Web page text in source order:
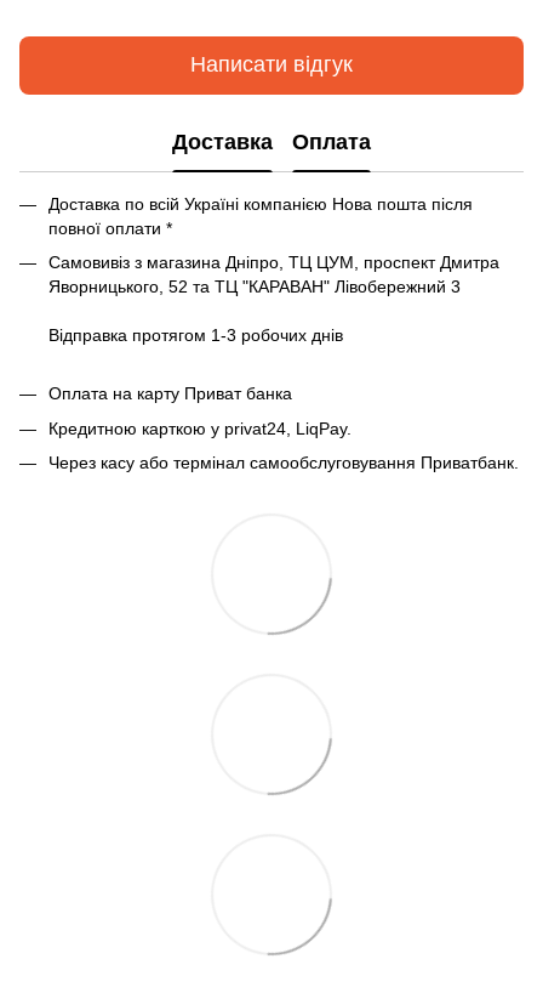
Написати відгук
Доставка Оплата
Доставка по всій Україні компанією Нова пошта після
повної оплати *
Самовивіз з магазина Дніпро, ТЦ ЦУМ, проспект Дмитра
Яворницького, 52 та ТЦ "КАРАВАН" Лівобережний 3
Відправка протягом 1-3 робочих днів
Оплата на карту Приват банка
Кредитною карткою у privat24, LiqPay.
Через касу або термінал самообслуговування Приватбанк.